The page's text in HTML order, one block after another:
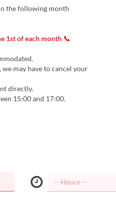
the following month
1st of each month 📞
may have to cancel your
directly.
15:00 and 17:00.